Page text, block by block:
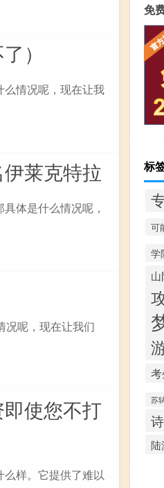
）
情况呢，现在让我
莱克特拉
体是什么情况呢，
况呢，现在让我们
使您不打
样。它提供了难以
免
标
可
学
山
苏
陆